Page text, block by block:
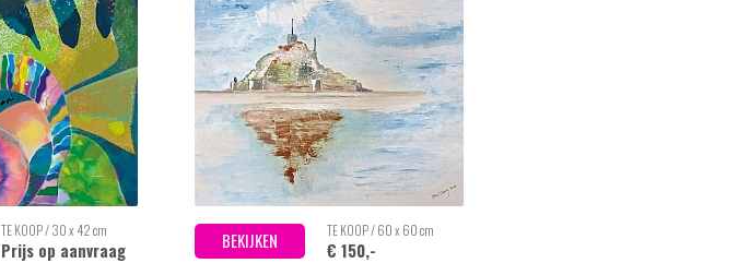
TE KOOP / 30 x 42 cm
Prijs op aanvraag BEKIJKEN TE KOOP / 60 x 60 cm
€ 150,-